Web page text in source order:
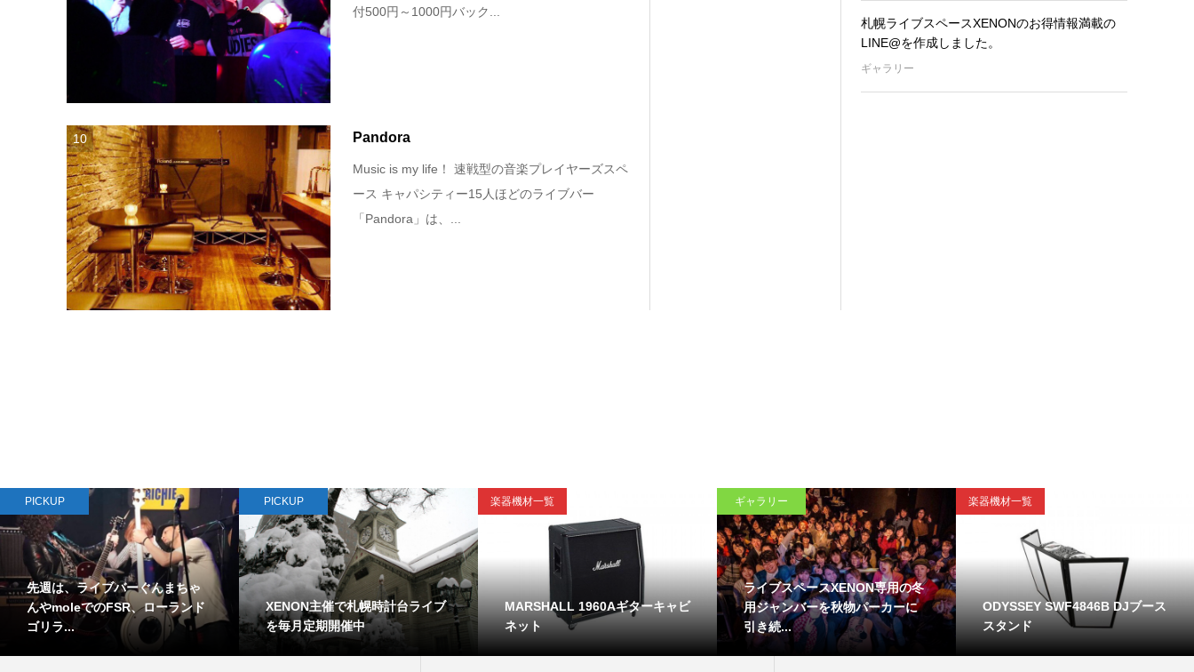
付500円～1000円バック...
10 Pandora
Music is my life！ 速戦型の音楽プレイヤーズスペ
ース キャパシティー15人ほどのライブバー
「Pandora」は、...
札幌ライブスペースXENONのお得情報満載の
LINE@を作成しました。
ギャラリー
PICKUP
XENON主催で札幌時計台ライブ
を毎月定期開催中
楽器機材一覧
MARSHALL 1960Aギターキャビ
ネット
ギャラリー
用ジャンバーを秋物パーカーに
引き続...
楽器機材一覧
ODYSSEY SWF4846B DJブース
スタンド
楽器機材一覧
Electro-Voice ELX215 フルレン
ジスピーカー